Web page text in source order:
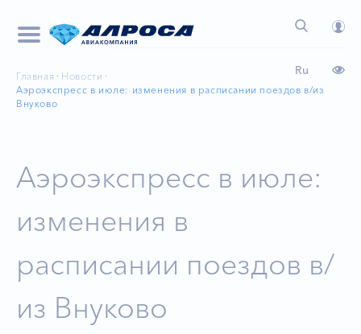
Ru
Главная
Новости
Аэроэкспресс в июле: изменения в расписании поездов в/из
Внуково
Аэроэкспресс в июле:
изменения в
расписании поездов в/
из Внуково